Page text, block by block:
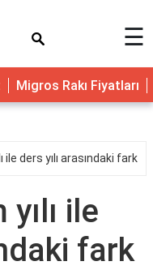
☰
Migros Rakı Fiyatları
ile ders yılı arasındaki fark
ile
fark